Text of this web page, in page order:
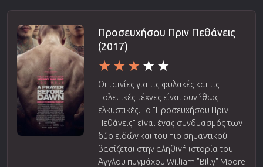
Προσευχήσου Πριν Πεθάνεις
(2017)
Οι ταινίες για τις φυλακές και τις
πολεμικές τέχνες είναι συνήθως
ελκυστικές. Το "Προσευχήσου Πριν
Πεθάνεις" είναι ένας συνδυασμός των
δύο ειδών και του πιο σημαντικού:
βασίζεται στην αληθινή ιστορία του
Άγγλου πυγμάχου William "Billy" Moore